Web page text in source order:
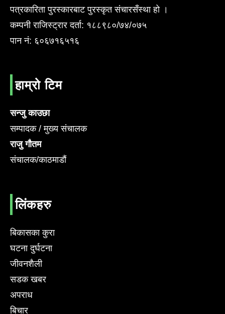
पत्रकारिता पुरस्कारबाट पुरस्कृत संचारसँस्था हो ।
कम्पनी राजिस्ट्रार दर्ता: १८८९८०/७४/०७५
पान नं: ६०६७१६५१६
हाम्रो टिम
सन्जु काउछा
सम्पादक / मुख्य संचालक
राजु गौतम
संचालक/काठमाडौं
लिंकहरु
बिकासका कुरा
घटना दुर्घटना
जीवनशैली
सडक खबर
अपराध
बिचार